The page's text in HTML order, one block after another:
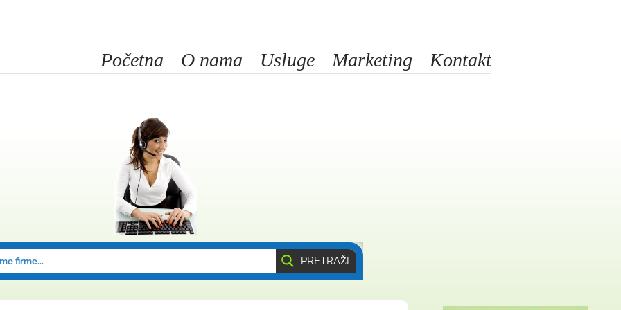
Početna O nama Usluge Marketing Kontakt
PRETRAŽI